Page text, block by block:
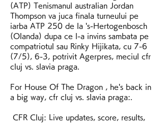
(ATP) Tenismanul australian Jordan
Thompson va juca finala turneului pe
iarba ATP 250 de la 's-Hertogenbosch
(Olanda) dupa ce l-a invins sambata pe
compatriotul sau Rinky Hijikata, cu 7-6
(7/5), 6-3, potrivit Agerpres, meciul cfr
cluj vs. slavia praga.
For House Of The Dragon , he's back in
a big way, cfr cluj vs. slavia praga:.